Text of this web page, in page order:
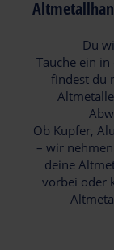
Du
Tauche ein
findest du
Ob Kupfer,
– wir
deine
vorbei oder